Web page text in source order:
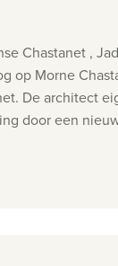
Chastanet ,
op Morne
De architect
door een